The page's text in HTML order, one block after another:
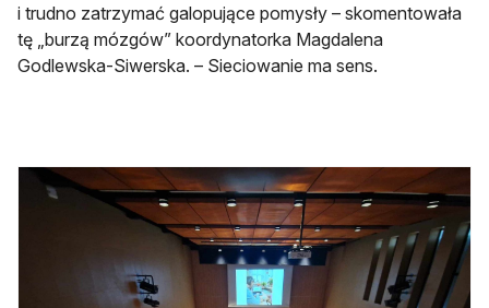
i trudno zatrzymać galopujące pomysły – skomentowała
tę „burzą mózgów” koordynatorka Magdalena
Godlewska-Siwerska. – Sieciowanie ma sens.